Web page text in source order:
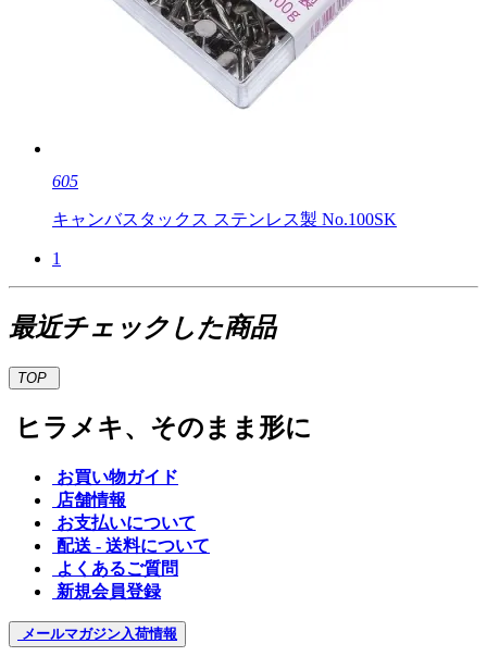
605
キャンバスタックス ステンレス製 No.100SK
1
最近チェックした商品
TOP
ヒラメキ、そのまま形に
お買い物ガイド
店舗情報
お支払いについて
配送 - 送料について
よくあるご質問
新規会員登録
メールマガジン入荷情報